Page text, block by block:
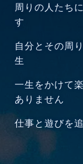
周りの人たち
す
自分とその周
生
一生をかけて
ありません
仕事と遊びを